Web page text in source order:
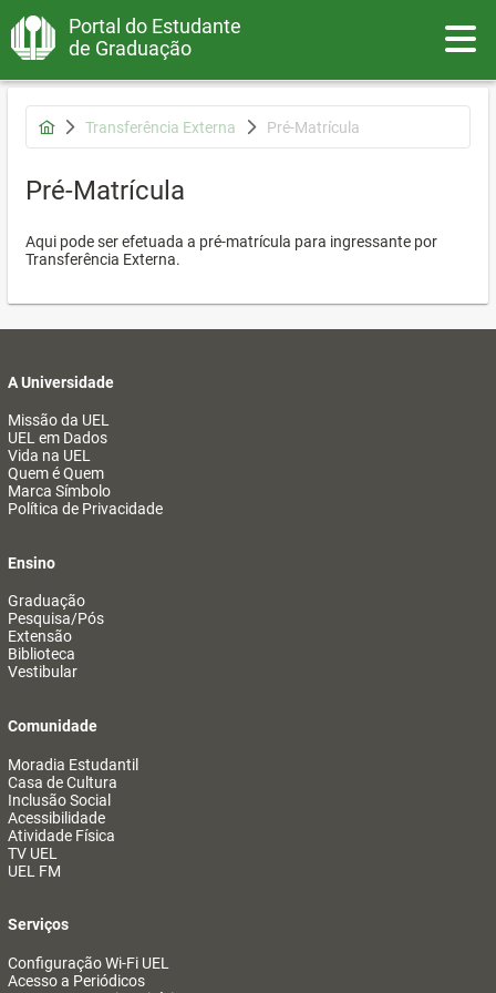
Portal do Estudante
de Graduação
Transferência Externa Pré-Matrícula
Pré-Matrícula
Aqui pode ser efetuada a pré-matrícula para ingressante por
Transferência Externa.
A Universidade
Missão da UEL
UEL em Dados
Vida na UEL
Quem é Quem
Marca Símbolo
Política de Privacidade
Ensino
Graduação
Pesquisa/Pós
Extensão
Biblioteca
Vestibular
Comunidade
Moradia Estudantil
Casa de Cultura
Inclusão Social
Acessibilidade
Atividade Física
TV UEL
UEL FM
Serviços
Configuração Wi-Fi UEL
Acesso a Periódicos